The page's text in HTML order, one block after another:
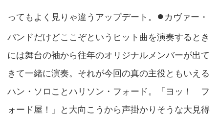
ってもよく見りゃ違うアップデート。 ● カヴァー・
バンドだけどここぞというヒット曲を演奏するとき
には舞台の袖から往年のオリジナルメンバーが出て
きて一緒に演奏。それが今回の真の主役ともいえる
ハン・ソロことハリソン・フォード。「ヨッ！ フ
ォード屋！」と大向こうから声掛かりそうな大見得